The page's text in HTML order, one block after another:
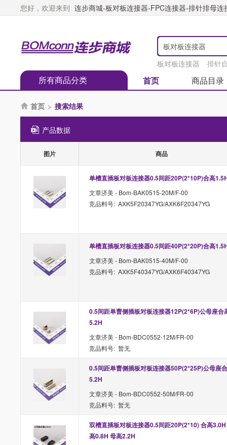
您好，欢迎来到 连步商城-板对板连接器-FPC连接器-排针排母
板对板连接器 排针
所有商品分类 首页 商品目录
 首页 > 搜索结果
产品数据
图片 商品
单槽直插板对板连接器0.5间距20P(2*10P)合高
文章济美 - Bom-BAK0515-20M/F-00
竞品料号: AXK5F20347YG/AXK6F20347YG
单槽直插板对板连接器0.5间距40P(2*20P)合高
文章济美 - Bom-BAK0515-40M/F-00
竞品料号: AXK5F40347YG/AXK6F40347YG
0.5间距单曹侧插板对板连接器12P(2*6P)公母座合
5.2H
文章济美 - Bom-BDC0552-12M/FR-00
竞品料号: 暂无
0.5间距单曹侧插板对板连接器50P(2*25P)公母座
5.2H
文章济美 - Bom-BDC0552-50M/FR-00
竞品料号: 暂无
双槽直插板对板连接器0.5间距20P(2*10) 合高
高0.8H 母高2.2H